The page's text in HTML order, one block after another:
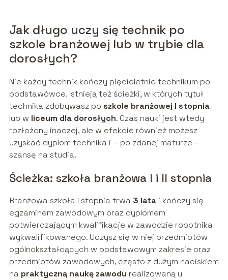
Jak długo uczy się technik po
szkole branżowej lub w trybie dla
dorosłych?
Nie każdy technik kończy pięcioletnie technikum po
podstawówce. Istnieją też ścieżki, w których tytuł
technika zdobywasz po szkole branżowej I stopnia
lub w liceum dla dorosłych. Czas nauki jest wtedy
rozłożony inaczej, ale w efekcie również możesz
uzyskać dyplom technika i – po zdanej maturze –
szansę na studia.
Ścieżka: szkoła branżowa I i II stopnia
Branżowa szkoła I stopnia trwa 3 latai kończy się
egzaminem zawodowym oraz dyplomem
potwierdzającym kwalifikacje w zawodzie robotnika
wykwalifikowanego. Uczysz się w niej przedmiotów
ogólnokształcących w podstawowym zakresie oraz
przedmiotów zawodowych, często z dużym naciskiem
na praktyczną naukę zawodu realizowaną u